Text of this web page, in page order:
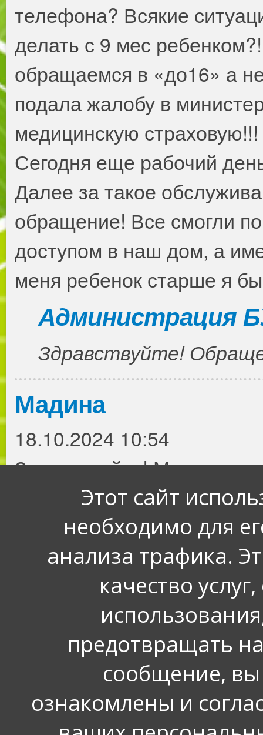
телефона? Всякие
делать с 9 мес
обращаемся в «до16» а
подала жалобу в
медицинскую страховую!!!
Сегодня еще рабочий
Далее за такое
обращение! Все смогли
доступом в наш дом, а
меня ребенок старше я
Администрация
Здравствуйте!
Мадина
18.10.2024 10:54
Здравствуйте! Можно
У дочери (Тастемирова
насморк.
Тел 89994585408
Здравствуйте!
Бондарева
Этот сайт
необходимо для
анализа трафика.
качество
предотвращать
сообщение, вы
ознакомлены и